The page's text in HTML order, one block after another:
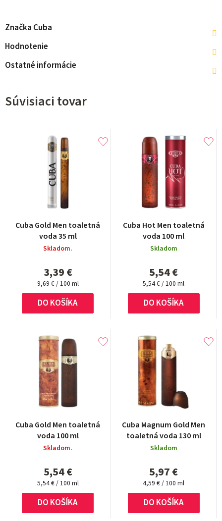
Značka Cuba
Hodnotenie
Ostatné informácie
Súvisiaci tovar
Cuba Gold Men toaletná
voda 35 ml
Skladom.
3,39 €
Jednotková
cena:
9,69 € / 100 ml
DO KOŠÍKA
Cuba Hot Men toaletná
voda 100 ml
Skladom
5,54 €
Jednotková
cena:
5,54 € / 100 ml
DO KOŠÍKA
Cuba Gold Men toaletná
voda 100 ml
Skladom.
5,54 €
Jednotková
cena:
5,54 € / 100 ml
DO KOŠÍKA
Cuba Magnum Gold Men
toaletná voda 130 ml
Skladom
5,97 €
Jednotková
cena:
4,59 € / 100 ml
DO KOŠÍKA